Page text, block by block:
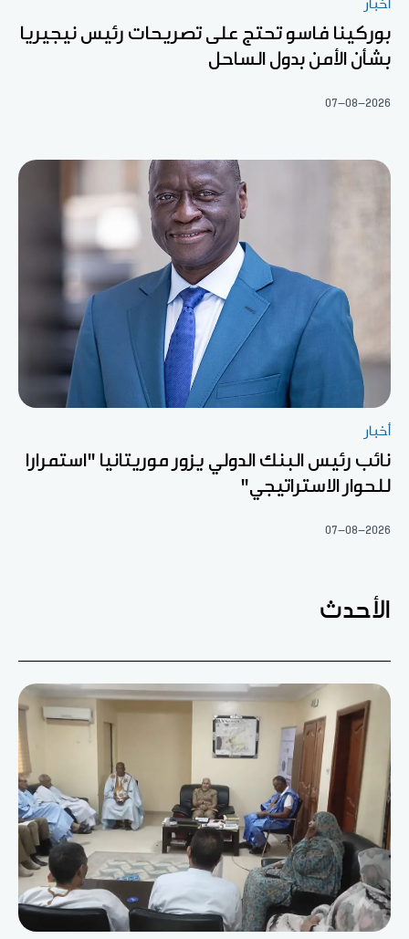
أخبار
بوركينا فاسو تحتج على تصريحات رئيس نيجيريا
بشأن الأمن بدول الساحل
07-08-2026
أخبار
نائب رئيس البنك الدولي يزور موريتانيا "استمرارا
للحوار الاستراتيجي"
07-08-2026
الأحدث